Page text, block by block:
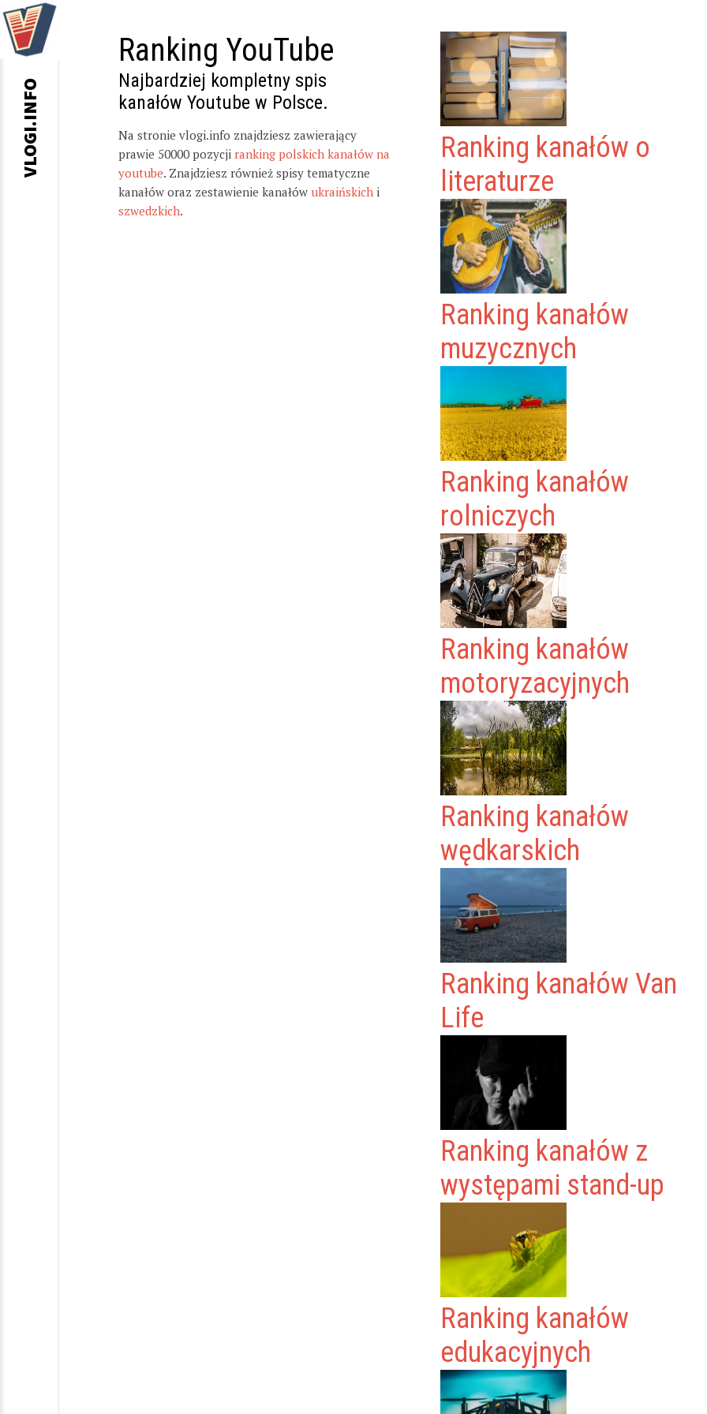
Ranking YouTube
Najbardziej kompletny spis
kanałów Youtube w Polsce.
Na stronie vlogi.info znajdziesz zawierający
prawie 50000 pozycji ranking polskich kanałów na
youtube. Znajdziesz również spisy tematyczne
kanałów oraz zestawienie kanałów ukraińskich i
szwedzkich.
Ranking kanałów o
literaturze
Ranking kanałów
muzycznych
Ranking kanałów
rolniczych
Ranking kanałów
motoryzacyjnych
Ranking kanałów
wędkarskich
Ranking kanałów Van
Life
Ranking kanałów z
występami stand-up
Ranking kanałów
edukacyjnych
VLOGI.INFO